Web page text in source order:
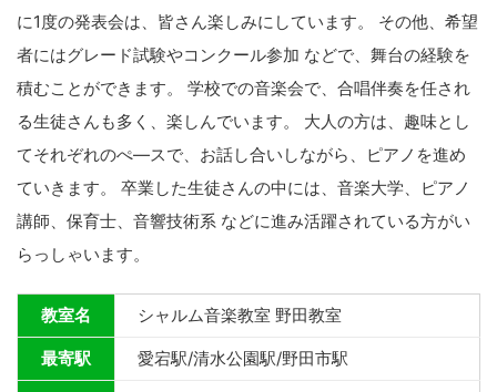
に1度の発表会は、皆さん楽しみにしています。 その他、希望
者にはグレード試験やコンクール参加 などで、舞台の経験を
積むことができます。 学校での音楽会で、合唱伴奏を任され
る生徒さんも多く、楽しんでいます。 大人の方は、趣味とし
てそれぞれのぺ―スで、お話し合いしながら、ピアノを進め
ていきます。 卒業した生徒さんの中には、音楽大学、ピアノ
講師、保育士、音響技術系 などに進み活躍されている方がい
らっしゃいます。
教室名 シャルム音楽教室 野田教室
最寄駅 愛宕駅/清水公園駅/野田市駅